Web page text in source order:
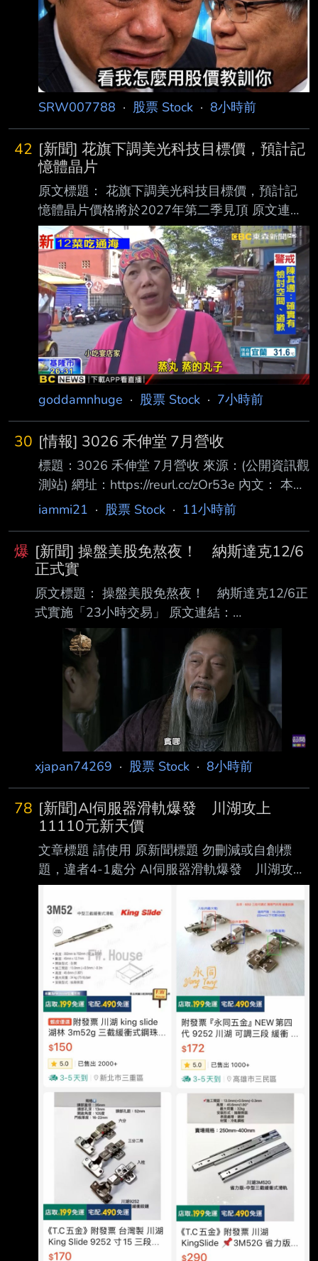
SRW007788 · 股票 Stock · 8小時前
42 [新聞] 花旗下調美光科技目標價，預計記
憶體晶片
原文標題： 花旗下調美光科技目標價，預計記
憶體晶片價格將於2027年第二季見頂 原文連
結： https://hk.investing.com/news/stock-
market-news/article-1597646 發布時間：
2026-8-7 下午08:18 記者署名： Senad
Karaahmetovic 原文內容： 花旗銀行將美光科技
（Micron Technology）的目標股價從1,400美元
下調至1,150美元， 同時維持「買入」評級，理
由是對明年DRAM及NAND記憶體晶片定價前景
的預
goddamnhuge · 股票 Stock · 7小時前
30 [情報] 3026 禾伸堂 7月營收
標題：3026 禾伸堂 7月營收 來源：(公開資訊觀
測站) 網址：https://reurl.cc/zOr53e 內文： 本資
料由 (上市公司)禾伸堂 公司提供 民國115年
月 1,500,937 去年同期 1,095,188 增減金額
405,749 增減百分比 37.05 本年累計
9,216,573 去年累計 7,769,273 增減金額
1,447,300 增減百分比 18.63 備註 / 營收變化原
因說明 心得：神聖太陽堂，老蘇永遠的心魔，
年增37
iammi21 · 股票 Stock · 11小時前
爆 [新聞] 操盤美股免熬夜！ 納斯達克12/6
正式實
原文標題： 操盤美股免熬夜！ 納斯達克12/6正
式實施「23小時交易」 原文連結：
https://reurl.cc/lnZamY 發布時間：2026.08.06
19:05 臺北時間 記者署名：記者｜鏡新聞 原文內
容： 納斯達克交易所，確定在今年12/6日，將交
易時間，延長為 23 小時，幾乎達到全天交易，
投信指出，雖然作業流程影響不大，但美股沒有
漲跌幅限制，夜間交易流動性不足，恐怕會 讓股
價波動更劇烈，而對習慣在台股收盤後，接續操
作美股的台灣投資人來說，彈性大增， 不用再熬
夜操盤了！ 心得/評論：
xjapan74269 · 股票 Stock · 8小時前
78 [新聞]AI伺服器滑軌爆發 川湖攻上
11110元新天價
文章標題 請使用 原新聞標題 勿刪減或自創標
題，違者4-1處分 AI伺服器滑軌爆發 川湖攻上
11110元新天價 南俊國際同步漲停 原文標
題： 請勿刪減或自創標題，違者4-1處分，此行
請刪除 AI伺服器滑軌爆發 川湖攻上11110元
新天價 南俊國際同步漲停 原文連結： 網址超
過一行，請用縮網址，連結不能點擊者板規 1-
2-2 處分。 https://tinyurl.com/3hn3enjh 發布時
間： 請勿張貼超過3天新聞 2026/08/07 記者署
名： 原文內容： 大盤重挫仍逆勢強攻 AI 伺服
器供應鏈